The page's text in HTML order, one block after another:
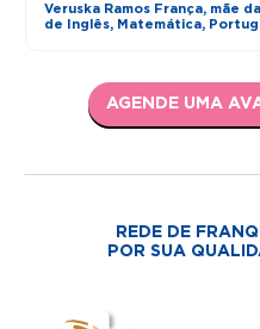
Veruska Ramos França, mãe
de Inglês, Matemática,
AGENDE UMA
REDE DE
POR SUA